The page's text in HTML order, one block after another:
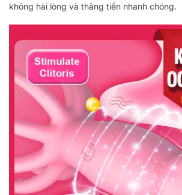
không hài lòng và thăng tiến nhanh chóng.